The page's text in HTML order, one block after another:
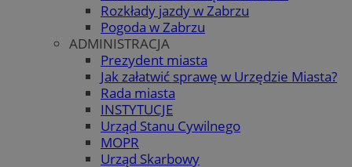
Rozkłady jazdy w Zabrzu
Pogoda w Zabrzu
ADMINISTRACJA
Prezydent miasta
Jak załatwić sprawę w Urzędzie Miasta?
Rada miasta
INSTYTUCJE
Urząd Stanu Cywilnego
MOPR
Urząd Skarbowy